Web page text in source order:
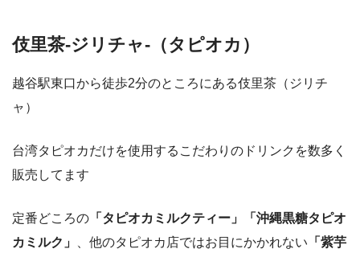
伎里茶-ジリチャ-（タピオカ）
越谷駅東口から徒歩2分のところにある伎里茶（ジリチ
ャ）
台湾タピオカだけを使用するこだわりのドリンクを数多く
販売してます
定番どころの 「タピオカミルクティー」「沖縄黒糖タピオ
カミルク」
、他のタピオカ店ではお目にかかれない 「紫芋